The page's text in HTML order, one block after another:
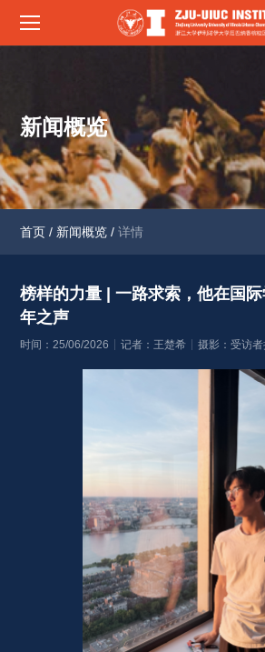
新闻概览
首页 / 新闻概览 / 详情
榜样的力量 | 一路求索，他在国
年之声
时间：25/06/2026 记者：王楚希 摄影：受访